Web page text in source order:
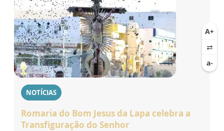
NOTÍCIAS
Romaria do Bom Jesus da Lapa celebra a
Transfiguração do Senhor